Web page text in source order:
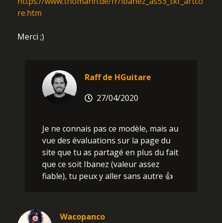
re.htm
Merci ;)
Raff de HGuitare
27/04/2020
Je ne connais pas ce modèle, mais au
vue des évaluations sur la page du
site que tu as partagé en plus du fait
que ce soit Ibanez (valeur assez
fiable), tu peux y aller sans autre 👍
Wacopanco